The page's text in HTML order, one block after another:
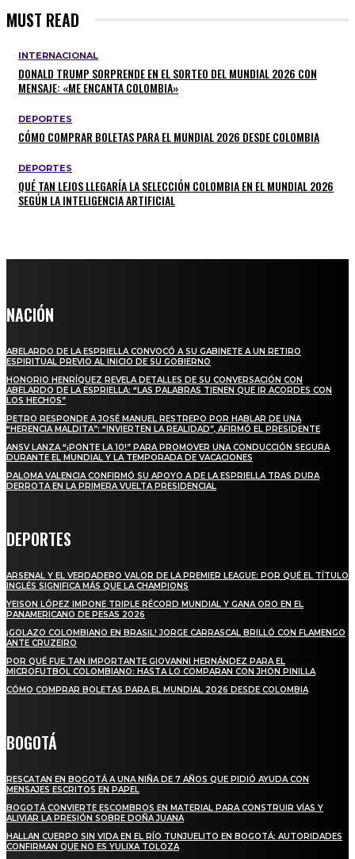
MUST READ
INTERNACIONAL
DONALD TRUMP SORPRENDE EN EL SORTEO DEL MUNDIAL 2026 CON
MENSAJE: «ME ENCANTA COLOMBIA»
DEPORTES
CÓMO COMPRAR BOLETAS PARA EL MUNDIAL 2026 DESDE COLOMBIA
DEPORTES
QUÉ TAN LEJOS LLEGARÍA LA SELECCIÓN COLOMBIA EN EL MUNDIAL 2026
SEGÚN LA INTELIGENCIA ARTIFICIAL
NACIÓN
ABELARDO DE LA ESPRIELLA CONVOCÓ A SU GABINETE A UN RETIRO
ESPIRITUAL PREVIO AL INICIO DE SU GOBIERNO
HONORIO HENRÍQUEZ REVELA DETALLES DE SU CONVERSACIÓN CON
ABELARDO DE LA ESPRIELLA: “LAS PALABRAS TIENEN QUE IR ACORDES CON
LOS HECHOS”
PETRO RESPONDE A JOSÉ MANUEL RESTREPO POR HABLAR DE UNA
“HERENCIA MALDITA”: “INVIERTEN LA REALIDAD”, AFIRMÓ EL PRESIDENTE
ANSV LANZA “¡PONTE LA 10!” PARA PROMOVER UNA CONDUCCIÓN SEGURA
DURANTE EL MUNDIAL Y LA TEMPORADA DE VACACIONES
PALOMA VALENCIA CONFIRMÓ SU APOYO A DE LA ESPRIELLA TRAS DURA
DERROTA EN LA PRIMERA VUELTA PRESIDENCIAL
DEPORTES
ARSENAL Y EL VERDADERO VALOR DE LA PREMIER LEAGUE: POR QUÉ EL TÍTULO
INGLÉS SIGNIFICA MÁS QUE LA CHAMPIONS
YEISON LÓPEZ IMPONE TRIPLE RÉCORD MUNDIAL Y GANA ORO EN EL
PANAMERICANO DE PESAS 2026
¡GOLAZO COLOMBIANO EN BRASIL! JORGE CARRASCAL BRILLÓ CON FLAMENGO
ANTE CRUZEIRO
POR QUÉ FUE TAN IMPORTANTE GIOVANNI HERNÁNDEZ PARA EL
MICROFUTBOL COLOMBIANO: HASTA LO COMPARAN CON JHON PINILLA
CÓMO COMPRAR BOLETAS PARA EL MUNDIAL 2026 DESDE COLOMBIA
BOGOTÁ
RESCATAN EN BOGOTÁ A UNA NIÑA DE 7 AÑOS QUE PIDIÓ AYUDA CON
MENSAJES ESCRITOS EN PAPEL
BOGOTÁ CONVIERTE ESCOMBROS EN MATERIAL PARA CONSTRUIR VÍAS Y
ALIVIAR LA PRESIÓN SOBRE DOÑA JUANA
HALLAN CUERPO SIN VIDA EN EL RÍO TUNJUELITO EN BOGOTÁ: AUTORIDADES
CONFIRMAN QUE NO ES YULIXA TOLOZA